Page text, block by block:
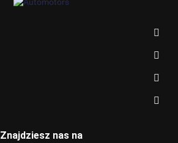
BENTLEY
Znajdziesz nas na